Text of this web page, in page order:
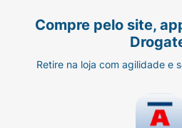
Compre pelo site,
Retire na loja com agilidade e